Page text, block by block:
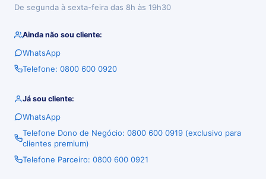
De segunda à sexta-feira das 8h às 19h30
Ainda não sou cliente:
WhatsApp
Telefone: 0800 600 0920
Já sou cliente:
WhatsApp
Telefone Dono de Negócio: 0800 600 0919 (exclusivo para
clientes premium)
Telefone Parceiro: 0800 600 0921